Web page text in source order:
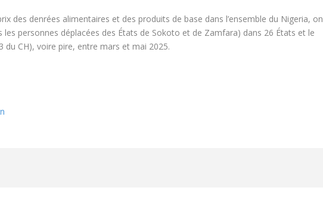
des denrées alimentaires et des produits de base dans l’ensemble du Nigeria, on
personnes déplacées des États de Sokoto et de Zamfara) dans 26 États et le
du CH), voire pire, entre mars et mai 2025.